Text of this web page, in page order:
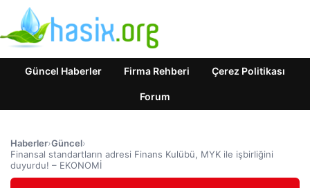
Güncel Haberler Firma Rehberi Çerez Politikası
Forum
Haberler›Güncel›
Finansal standartların adresi Finans Kulübü, MYK ile işbirliğini
duyurdu! – EKONOMİ